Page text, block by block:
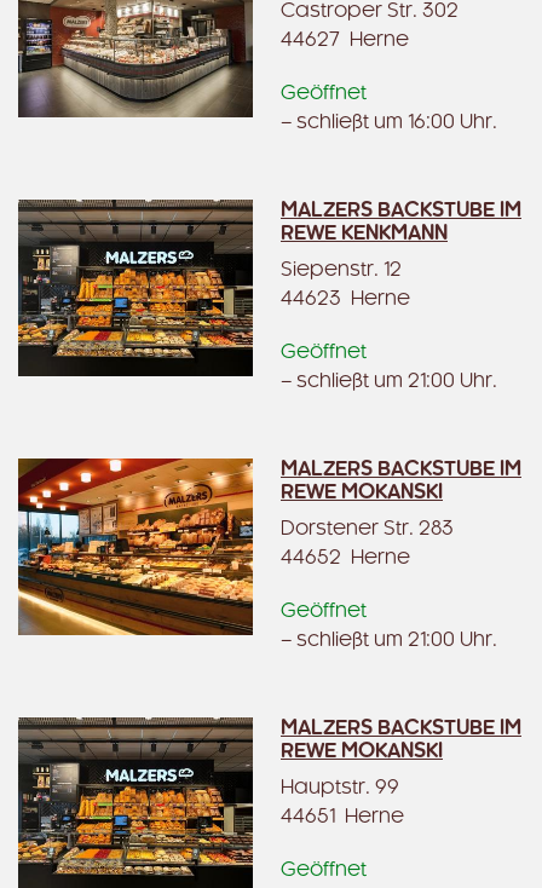
Castroper Str. 302
44627 Herne
Geöffnet
– schließt um 16:00 Uhr.
MALZERS BACKSTUBE IM
REWE KENKMANN
Siepenstr. 12
44623 Herne
Geöffnet
– schließt um 21:00 Uhr.
MALZERS BACKSTUBE IM
REWE MOKANSKI
Dorstener Str. 283
44652 Herne
Geöffnet
– schließt um 21:00 Uhr.
MALZERS BACKSTUBE IM
REWE MOKANSKI
Hauptstr. 99
44651 Herne
Geöffnet